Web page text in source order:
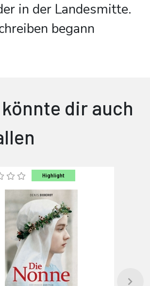
in der Landesmitte.
begann
könnte dir auch
Highlight